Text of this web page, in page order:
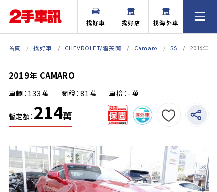
找好車 找好店 找海外車
首頁 找好車 CHEVROLET/雪芙蘭 Camaro SS 2019年
2019年 CAMARO
車輛：133萬 ｜ 關稅：81萬 ｜ 車檢：-萬
暫定額： 214萬